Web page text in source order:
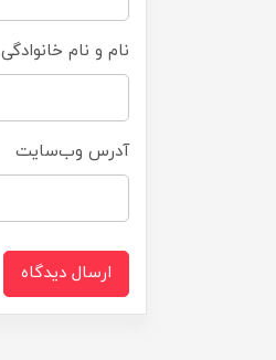
نام و نام خانوادگی
آدرس وب‌سایت
ارسال دیدگاه